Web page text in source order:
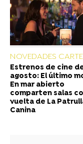
NOVEDADES
Estrenos de cine
agosto: El último
En mar abierto
comparten salas
vuelta de La
Canina